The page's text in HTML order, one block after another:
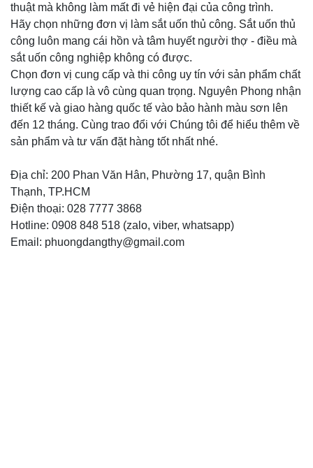
thuật mà không làm mất đi vẻ hiện đại của công trình.
Hãy chọn những đơn vị làm sắt uốn thủ công. Sắt uốn thủ
công luôn mang cái hồn và tâm huyết người thợ - điều mà
sắt uốn công nghiệp không có được.
Chọn đơn vị cung cấp và thi công uy tín với sản phẩm chất
lượng cao cấp là vô cùng quan trọng. Nguyên Phong nhận
thiết kế và giao hàng quốc tế vào bảo hành màu sơn lên
đến 12 tháng. Cùng trao đổi với Chúng tôi để hiểu thêm về
sản phẩm và tư vấn đặt hàng tốt nhất nhé.
Địa chỉ: 200 Phan Văn Hân, Phường 17, quận Bình
Thạnh, TP.HCM
Điện thoại: 028 7777 3868
Hotline: 0908 848 518 (zalo, viber, whatsapp)
Email: phuongdangthy@gmail.com